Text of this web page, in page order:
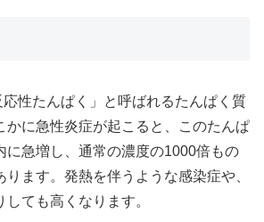
性たんぱく」と呼ばれるたんぱく質
かに急性炎症が起こると、このたんぱ
に急増し、通常の濃度の1000倍もの
ます。発熱を伴うような感染症や、
ても高くなります。